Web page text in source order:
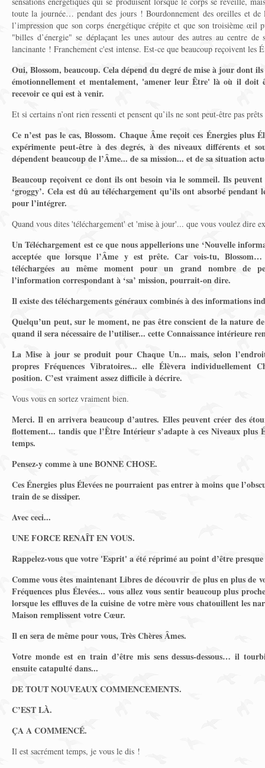
toute la journée… pendant des jours ! Bourdonnement des oreilles et
l’impression que son corps énergétique crépite et que son troisième œil
"billes d’énergie" se déplaçant les unes autour des autres au centre
lancinante ! Franchement c'est intense. Est-ce que beaucoup reçoivent les
Oui, Blossom, beaucoup. Cela dépend du degré de mise à jour dont
émotionnellement et mentalement, 'amener leur Être' là où il doit
recevoir ce qui est à venir.
Et si certains n’ont rien ressenti et pensent qu’ils ne sont peut-être pas prêts
Ce n’est pas le cas, Blossom. Chaque Âme reçoit ces Énergies plus
expérimente peut-être à des degrés, à des niveaux différents et
dépendent beaucoup de l’Âme... de sa mission... et de sa situation
Beaucoup reçoivent ce dont ils ont besoin via le sommeil. Ils
‘groggy’. Cela est dû au téléchargement qu’ils ont absorbé
pour l’intégrer.
Quand vous dites 'téléchargement' et 'mise à jour'... que vous voulez dire
Un Téléchargement est ce que nous appellerions une ‘Nouvelle
acceptée que lorsque l’Âme y est prête. Car vois-tu,
téléchargées au même moment pour un grand nombre de
l’information correspondant à ‘sa’ mission, pourrait-on dire.
Il existe des téléchargements généraux combinés à des informations
Quelqu’un peut, sur le moment, ne pas être conscient de la nature
quand il sera nécessaire de l’utiliser... cette Connaissance intérieure
La Mise à jour se produit pour Chaque Un... mais, selon
propres Fréquences Vibratoires... elle Élèvera individuellement
position. C’est vraiment assez difficile à décrire.
Vous vous en sortez vraiment bien.
Merci. Il en arrivera beaucoup d’autres. Elles peuvent créer des
flottement... tandis que l’Être Intérieur s’adapte à ces Niveaux plus
temps.
Pensez-y comme à une BONNE CHOSE.
Ces Énergies plus Élevées ne pourraient pas entrer à moins que
train de se dissiper.
Avec ceci...
UNE FORCE RENAÎT EN VOUS.
Rappelez-vous que votre 'Esprit' a été réprimé au point d’être presque
Comme vous êtes maintenant Libres de découvrir de plus en plus de
Fréquences plus Élevées... vous allez vous sentir beaucoup plus
lorsque les effluves de la cuisine de votre mère vous chatouillent les
Maison remplissent votre Cœur.
Il en sera de même pour vous, Très Chères Âmes.
Votre monde est en train d’être mis sens dessus-dessous… il
ensuite catapulté dans...
DE TOUT NOUVEAUX COMMENCEMENTS.
C’EST LÀ.
ÇA A COMMENCÉ.
Il est sacrément temps, je vous le dis !